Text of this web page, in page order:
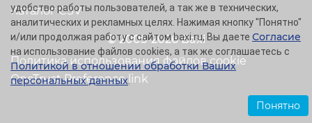
© 2005-2026 Baxi
Каталог CSV
Политика использования файлов cookie
OneTrust Preference link
удобство работы пользователей, а так же в технических,
аналитических и рекламных целях. Нажимая кнопку "Понятно"
и/или продолжая работу с сайтом baxi.ru, Вы даете Согласие
на использование файлов cookies, а так же соглашаетесь с
Политикой в отношении обработки Ваших
персональных данных.
Понятно